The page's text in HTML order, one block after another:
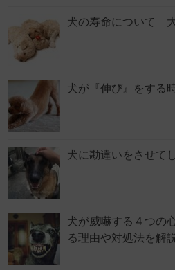
犬の寿命について
犬が『伸び』をする
犬に勘違いをさせて
犬が威嚇する４つの
る理由や対処法を解